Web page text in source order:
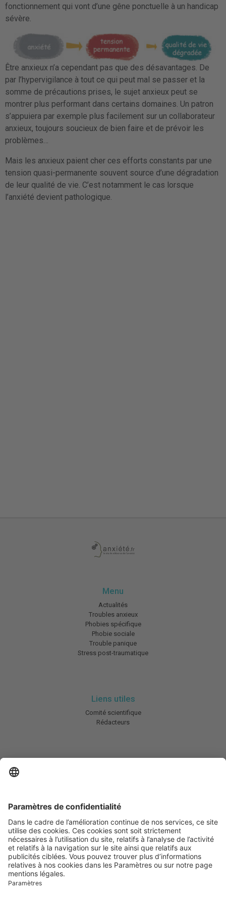
fonctionnement qui vont d’une gêne ponctuelle à un handicap
sévère.
Être anxieux n’a cependant pas que des désavantages. De
par l’hypervigilance à tout ce qui peut mal se passer et la
somme de précautions prises, le sujet anxieux peut se
montrer plus performant dans certains domaines. Un patron
s’appuiera par exemple plus facilement sur un collaborateur
anxieux, toujours soucieux de bien faire et de prévoir les
problèmes…
Mais les anxieux paient cher ces efforts constants par une
tension quasi-permanente souvent source d’une dégradation
de leur qualité de vie. C’est notamment le cas lorsque
l’anxiété devient pathologique.
Menu
Actualités
Troubles anxieux
Phobies spécifique
Phobie sociale
Trouble panique
Stress post-traumatique
Liens utiles
Comité scientifique
Rédacteurs
Abonnez-vous à notre newsletter
Informez-moi